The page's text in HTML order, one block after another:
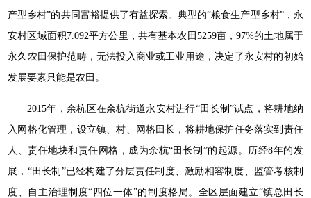
产型乡村”的共同富裕提供了有益探索。典型的“粮食生产型乡村”，永
安村区域面积7.092平方公里，共有基本农田5259亩，97%的土地属于
永久农田保护范畴，无法投入商业或工业用途，决定了永安村的初始
发展要素只能是农田。
2015年，余杭区在余杭街道永安村进行“田长制”试点，将耕地纳
入网格化管理，设立镇、村、网格田长，将耕地保护任务落实到责任
人、责任地块和责任网格，成为余杭“田长制”的起源。历经8年的发
展，“田长制”已经构建了分层责任制度、激励相容制度、监管考核制
度、自主治理制度“四位一体”的制度格局。全区层面建立“镇总田长